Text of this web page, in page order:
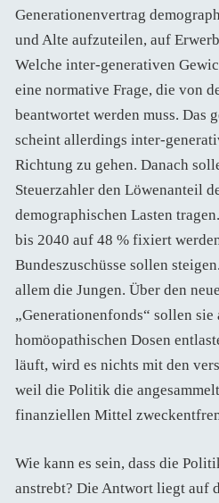
Generationenvertrag
und Alte aufzuteilen, auf
Welche inter-generativen
eine normative Frage, die von
beantwortet werden muss. Das
scheint allerdings inter-
Richtung zu gehen. Danach
Steuerzahler den Löwenanteil
demographischen Lasten
bis 2040 auf 48 % fixiert
Bundeszuschüsse sollen
allem die Jungen. Über den
„Generationenfonds“ sollen
homöopathischen Dosen
läuft, wird es nichts mit den
weil die Politik die
finanziellen Mittel
Wie kann es sein, dass die
anstrebt? Die Antwort liegt auf